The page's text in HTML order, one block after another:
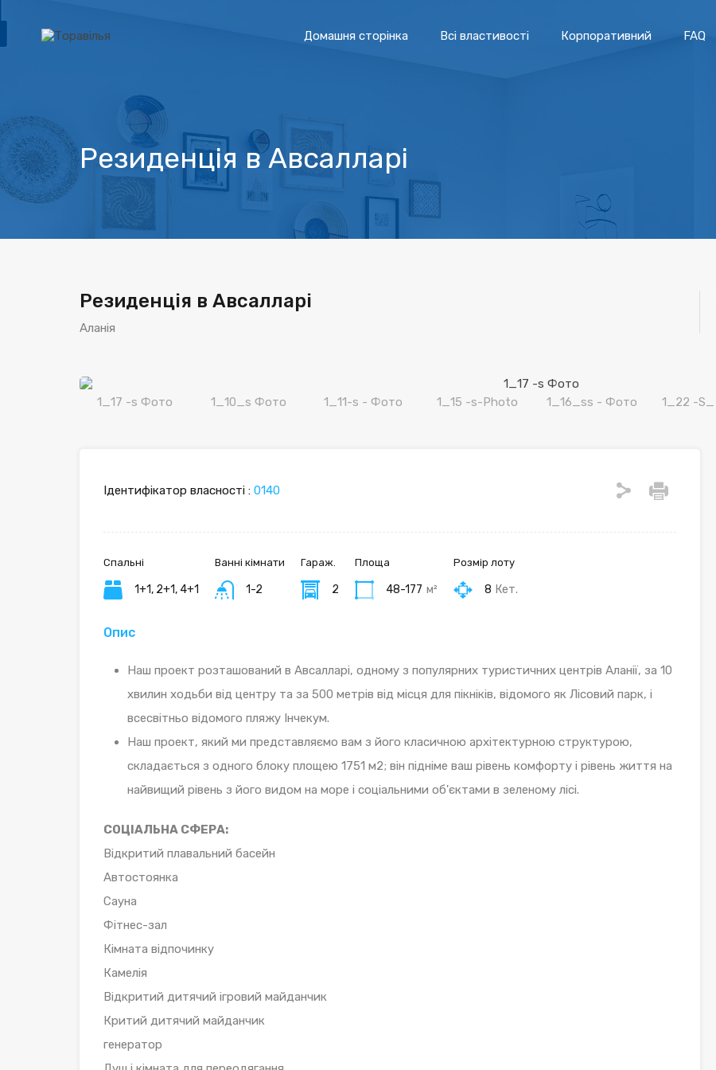
Домашня сторінка Всі властивості Корпоративний FAQ
Резиденція в Авсалларі
Резиденція в Авсалларі
Аланія
Ідентифікатор власності : 0140
Спальні
1+1, 2+1, 4+1
Ванні кімнати
1-2
Гараж.
2
Площа
48-177 м²
Розмір лоту
8 Кет.
Опис
Наш проект розташований в Авсалларі, одному з популярних туристичних центрів Аланії, за 10
хвилин ходьби від центру та за 500 метрів від місця для пікніків, відомого як Лісовий парк, і
всесвітньо відомого пляжу Інчекум.
Наш проект, який ми представляємо вам з його класичною архітектурною структурою,
складається з одного блоку площею 1751 м2; він підніме ваш рівень комфорту і рівень життя на
найвищий рівень з його видом на море і соціальними об'єктами в зеленому лісі.
СОЦІАЛЬНА СФЕРА:
Відкритий плавальний басейн
Автостоянка
Сауна
Фітнес-зал
Кімната відпочинку
Камелія
Відкритий дитячий ігровий майданчик
Критий дитячий майданчик
генератор